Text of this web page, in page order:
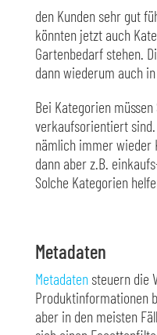
den Kunden sehr gut
könnten jetzt auch
Gartenbedarf stehen.
dann wiederum auch
Bei Kategorien
verkaufsorientiert
nämlich immer wieder
dann aber z.B.
Solche Kategorien
Metadaten
Metadatensteuern die
Produktinformationen
aber in den meisten